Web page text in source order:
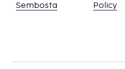
Sembosta
Policy